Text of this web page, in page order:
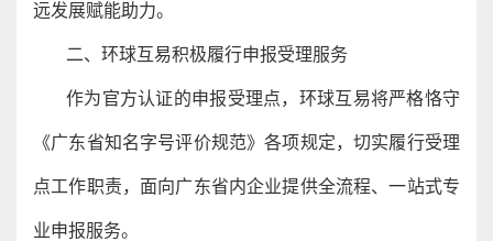
远发展赋能助力。
二、环球互易积极履行申报受理服务
作为官方认证的申报受理点，环球互易将严格恪守
《广东省知名字号评价规范》各项规定，切实履行受理
点工作职责，面向广东省内企业提供全流程、一站式专
业申报服务。